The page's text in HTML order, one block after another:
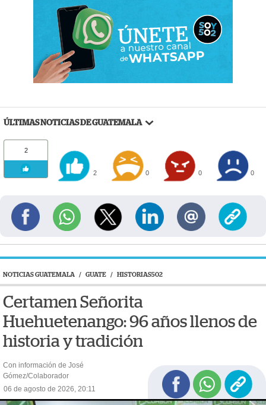
ÚLTIMAS NOTICIAS DE GUATEMALA
2
2 0 0 0
NOTICIAS GUATEMALA / GUATE / HISTORIAS502
Certamen Señorita
Huehuetenango: 96 años llenos de
historia y tradición
Con información de José
Gómez/Colaborador
06 de agosto de 2026, 20:11